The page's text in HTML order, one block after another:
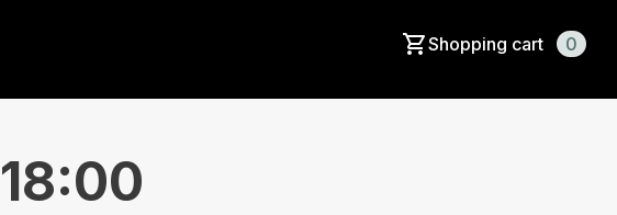
Shopping cart 0